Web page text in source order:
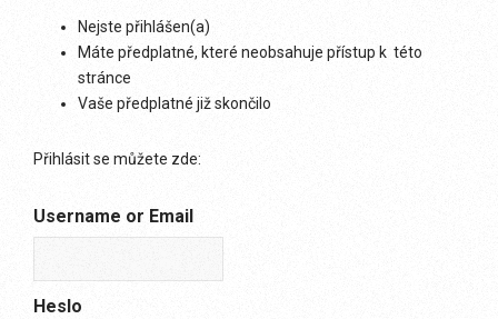
Nejste přihlášen(a)
Máte předplatné, které neobsahuje přístup k této
stránce
Vaše předplatné již skončilo
Přihlásit se můžete zde:
Username or Email
Heslo